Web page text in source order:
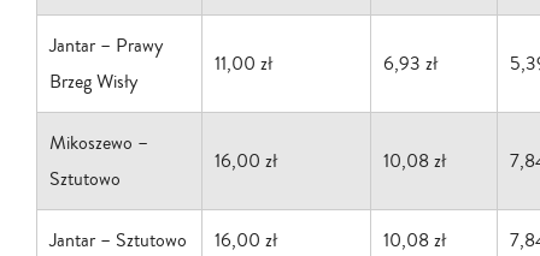
Jantar – Prawy
Brzeg Wisły
11,00 zł 6,93 zł
Mikoszewo –
Sztutowo
16,00 zł 10,08 zł
Jantar – Sztutowo 16,00 zł 10,08 zł